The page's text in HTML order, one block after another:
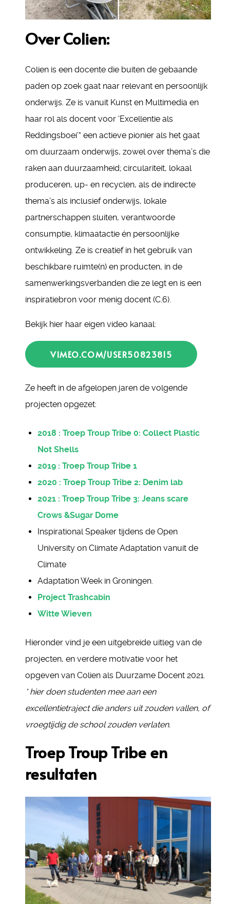
Over Colien:
Colien is een docente die buiten de gebaande
paden op zoek gaat naar relevant en persoonlijk
onderwijs. Ze is vanuit Kunst en Multimedia en
haar rol als docent voor ‘Excellentie als
Reddingsboei’* een actieve pionier als het gaat
om duurzaam onderwijs, zowel over thema’s die
raken aan duurzaamheid; circulariteit, lokaal
produceren, up- en recyclen, als de indirecte
thema’s als inclusief onderwijs, lokale
partnerschappen sluiten, verantwoorde
consumptie, klimaatactie én persoonlijke
ontwikkeling. Ze is creatief in het gebruik van
beschikbare ruimte(n) en producten, in de
samenwerkingsverbanden die ze legt en is een
inspiratiebron voor menig docent (C.6).
Bekijk hier haar eigen video kanaal:
VIMEO.COM/USER50823815
Ze heeft in de afgelopen jaren de volgende
projecten opgezet:
2018 : Troep Troup Tribe 0: Collect Plastic
Not Shells
2019 : Troep Troup Tribe 1
2020 : Troep Troup Tribe 2: Denim lab
2021 : Troep Troup Tribe 3: Jeans scare
Crows &Sugar Dome
Inspirational Speaker tijdens de Open
University on Climate Adaptation vanuit de
Climate
Adaptation Week in Groningen.
Project Trashcabin
Witte Wieven
Hieronder vind je een uitgebreide uitleg van de
projecten, en verdere motivatie voor het
opgeven van Colien als Duurzame Docent 2021.
* hier doen studenten mee aan een
excellentietraject die anders uit zouden vallen, of
vroegtijdig de school zouden verlaten.
Troep Troup Tribe en
resultaten